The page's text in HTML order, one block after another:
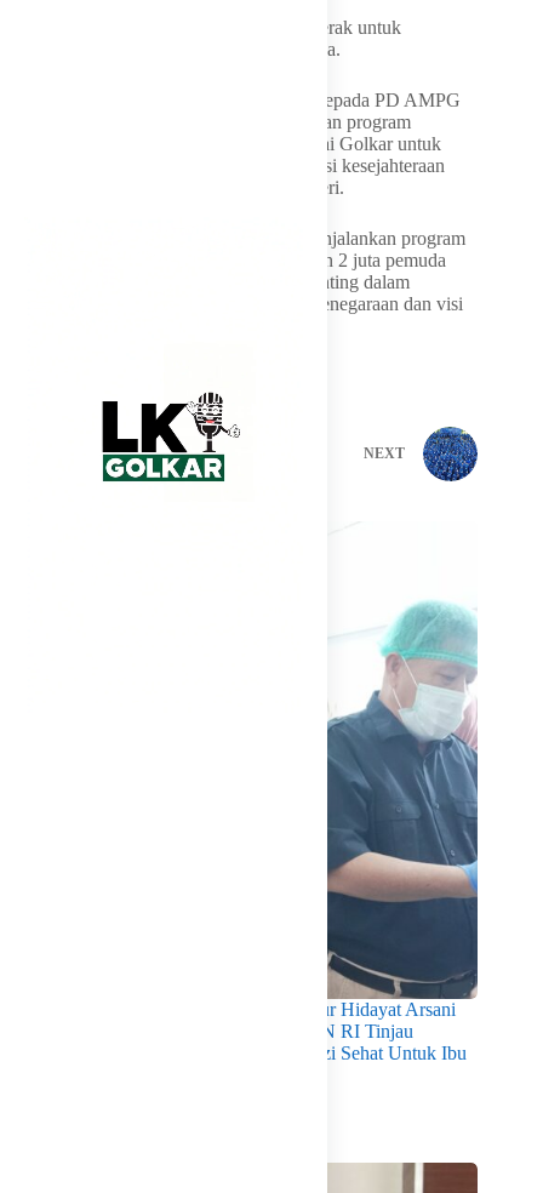
“Solid di dalam kuat di luar, dan siap bergerak untuk
menambah suara Golkar ke depan,” ujarnya.
Pada kesempatan itu, Said juga berpesan kepada PD AMPG
Lampung untuk tetap semangat menjalankan program
rekrutmen dua juta pemuda masuk ke Partai Golkar untuk
direkrut sebagai kader yang mempunyai visi kesejahteraan
rakyat dan dalam rangka membangun negeri.
“Saya mengajak kita semua untuk bisa menjalankan program
bapak Bahlil Lahadalia yang menginginkan 2 juta pemuda
menjadi kader Partai Golkar. Ini sangat penting dalam
membentuk generasi yang memiliki rasa kenegaraan dan visi
PREVIOUS NEXT
Pastikan Kualitas Gizi Terpenuhi, Gubernur Hidayat Arsani
Dampingi Mendukbangga/Kepala BKKBN RI Tinjau
Layanan Program MBG 3B Wujudkan Gizi Sehat Untuk Ibu